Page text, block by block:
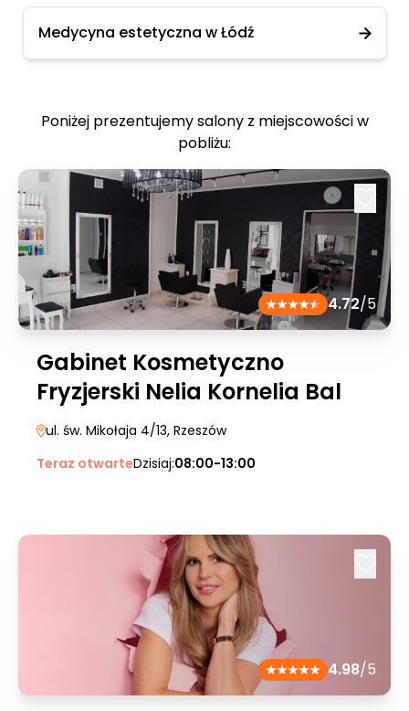
Medycyna estetyczna w Łódź
Poniżej prezentujemy salony z miejscowości w
pobliżu:
4.72/5
Gabinet Kosmetyczno
Fryzjerski Nelia Kornelia Bal
ul. św. Mikołaja 4/13, Rzeszów
Teraz otwarteDzisiaj:08:00-13:00
4.98/5